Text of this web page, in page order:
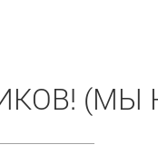
(МЫ